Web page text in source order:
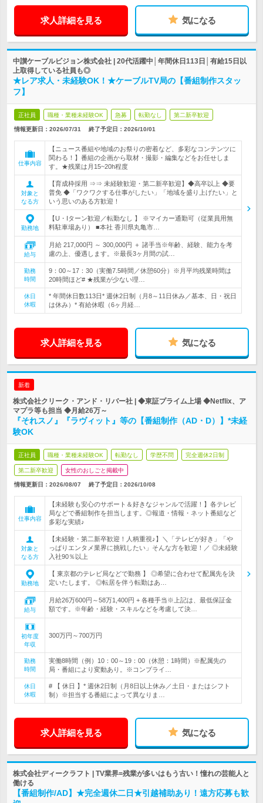
求人詳細を見る 気になる
中讃ケーブルビジョン株式会社 | 20代活躍中│年間休日113日│有給15日以
上取得している社員も◎
★レア求人・未経験OK！★ケーブルTV局の【番組制作スタッ
フ】
正社員 職種・業種未経験OK 急募 転勤なし 第二新卒歓迎
情報更新日：2026/07/31 終了予定日： 2026/10/01
仕事内容
【ニュース番組や地域のお祭りの密着など、多彩なコンテンツに
関わる！】番組の企画から取材・撮影・編集などをお任せしま
す。★残業は月15~20h程度
対象と
なる方
【育成枠採用 ⇒⇒ 未経験歓迎・第二新卒歓迎】◆高卒以上 ◆要
普免 ◆「ワクワクする仕事がしたい」「地域を盛り上げたい」と
いう思いのある方歓迎！
勤務地
【U・Iターン歓迎／転勤なし 】 ※マイカー通勤可（従業員用無
料駐車場あり） ■本社 香川県丸亀市…
給与
月給 217,000円 ～ 300,000円 ＋ 諸手当※年齢、経験、能力を考
慮の上、優遇します。※最長3ヶ月間の試…
勤務
時間
9：00～17：30（実働7.5時間／休憩60分）※月平均残業時間は
20時間ほど# ★残業が少ない理…
休日
休暇
* 年間休日数113日* 週休2日制（月8～11日休み／基本、日・祝日
は休み）* 有給休暇（6ヶ月経…
求人詳細を見る 気になる
新着
株式会社クリーク・アンド・リバー社 | ◆東証プライム上場 ◆Netflix、ア
マプラ等も担当 ◆月給26万～
『それスノ』『ラヴィット』等の【番組制作（AD・D）】*未経
験OK
正社員 職種・業種未経験OK 転勤なし 学歴不問 完全週休2日制
第二新卒歓迎 女性のおしごと掲載中
情報更新日：2026/08/07 終了予定日： 2026/10/08
仕事内容
【未経験も安心のサポート＆好きなジャンルで活躍！】各テレビ
局などで番組制作を担当します。◎報道・情報・ネット番組など
多彩な実績♪
対象と
なる方
【未経験・第二新卒歓迎！人柄重視♪】＼「テレビが好き」「や
っぱりエンタメ業界に挑戦したい」そんな方を歓迎！／ ◎未経験
入社90％以上
勤務地
【 東京都のテレビ局などで勤務 】 ◎希望に合わせて配属先を決
定いたします。 ◎転居を伴う転勤はあ…
給与
月給26万600円～58万1,400円 + 各種手当※上記は、最低保証金
額です。※年齢・経験・スキルなどを考慮して決…
初年度
年収
300万円～700万円
勤務
時間
実働8時間（例）10：00～19：00（休憩：1時間）※配属先の
局・番組により変動あり。※コンプライ…
休日
休暇
# 【 休日 】* 週休2日制（月8日以上休み／土日・またはシフト
制）※担当する番組によって異なりま…
求人詳細を見る 気になる
株式会社ディークラフト | TV業界=残業が多いはもう古い！憧れの芸能人と
働ける
【番組制作/AD】★完全週休二日★引越補助あり！遠方応募も歓